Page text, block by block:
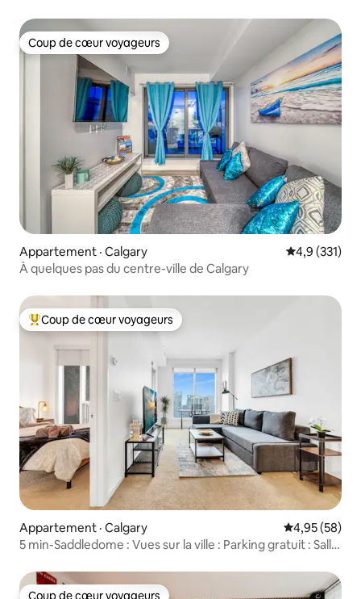
Coup de cœur voyageurs
Coup de cœur voyageurs
Appartement · Calgary Note
4,9 (331)
À quelques pas du centre-ville de Calgary
Coup de cœur voyageurs parmi les plus aimés
Coup de cœur voyageurs
Appartement · Calgary Note
4,95 (58)
5 min-Saddledome : Vues sur la ville : Parking gratuit : Salle
Coup de cœur voyageurs